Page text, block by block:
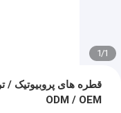
1
/
1
قطره های پروبیوتیک
ODM / OEM